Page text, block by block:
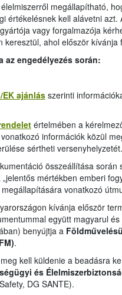
megállapítható,
értékelésnek kell alávetni
vagy forgalmazója
keresztül, ahol először kívánja
az engedélyezés során:
EK ajánlásszerinti
értelmében a
információk közül
sértheti versenyhelyzetét.
összeállítása
mértékben emberi
megállapítására vonatkozó
kívánja először
együtt magyarul
benyújtja a
.
kell küldenie a beadásra
és
DG SANTE).